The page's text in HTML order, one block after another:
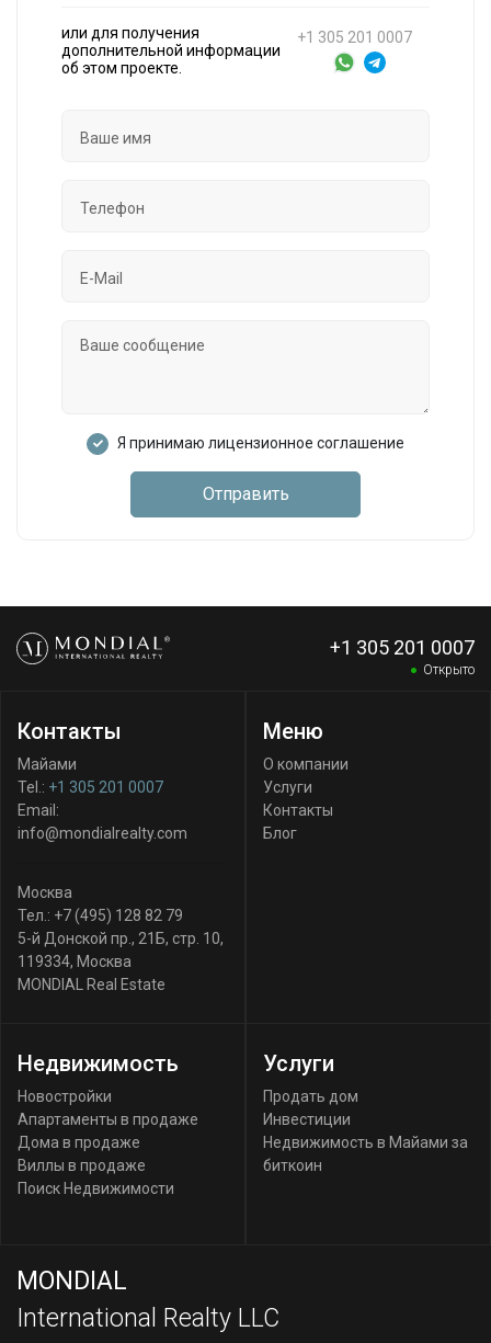
или для получения
дополнительной информации
об этом проекте.
+1 305 201 0007
Я принимаю лицензионное соглашение
Отправить
+1 305 201 0007
Открыто
Контакты
Майами
Tel.: +1 305 201 0007
Email:
info@mondialrealty.com
Москва
Тел.: +7 (495) 128 82 79
5-й Донской пр., 21Б, стр. 10,
119334, Москва
MONDIAL Real Estate
Меню
О компании
Услуги
Контакты
Блог
Недвижимость
Новостройки
Апартаменты в продаже
Дома в продаже
Виллы в продаже
Поиск Недвижимости
Услуги
Продать дом
Инвестиции
Недвижимость в Майами за
биткоин
MONDIAL
International Realty LLC